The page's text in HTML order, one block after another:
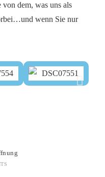
dem, was uns als
wenn Sie nur